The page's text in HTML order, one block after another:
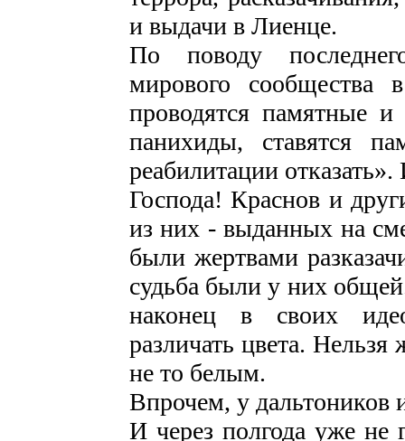
и выдачи в Лиенце.
По поводу
мирового
проводятся памятные и
панихиды, ставятся
реабилитации
Господа! Краснов и
из них - выданных на
были жертвами
судьба были у них
наконец в своих
различать цвета.
не то белым.
Впрочем, у дальтоников
И через полгода уже не